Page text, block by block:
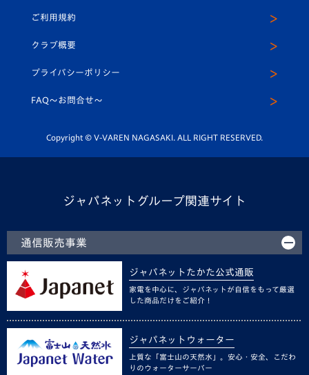
平和祈念活動
ホームタウン活動
スクール
ヴィヴィくんインスタグラム
公式LINE＠
ご利用規約
クラブ概要
プライバシーポリシー
FAQ〜お問合せ〜
Copyright © V-VAREN NAGASAKI. ALL RIGHT RESERVED.
ジャパネットグループ関連サイト
通信販売事業
ジャパネットたかた公式通販
家電を中心に、ジャパネットが自信をもって厳選
した商品だけをご紹介！
ジャパネットウォーター
上質な「富士山の天然水」。安心・安全、こだわ
りのウォーターサーバー